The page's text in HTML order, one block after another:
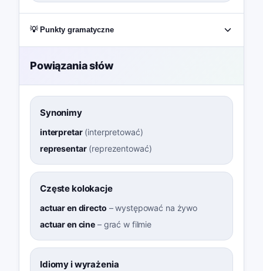
💡 Punkty gramatyczne
Powiązania słów
Synonimy
interpretar(interpretować)
representar(reprezentować)
Częste kolokacje
actuar en directo –występować na żywo
actuar en cine – grać w filmie
Idiomy i wyrażenia